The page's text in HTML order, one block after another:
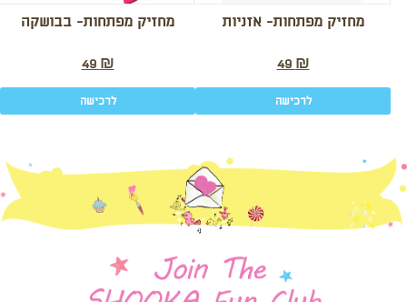
מחזיק מפתחות- בבושקה
49 ₪
לרכישה
מחזיק מפתחות- אזניות
49 ₪
לרכישה